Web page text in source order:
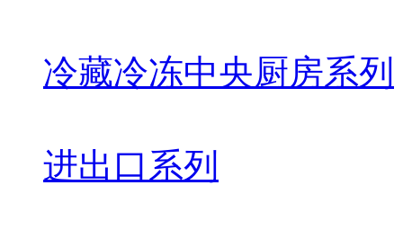
冷藏冷冻中央厨房系列
进出口系列